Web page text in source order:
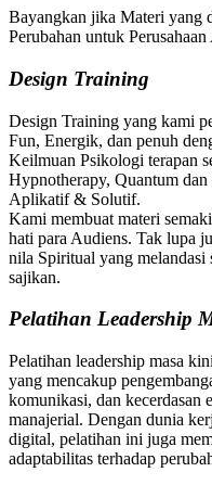
Bayangkan jika Materi yang
Perubahan untuk
Design Training
Design Training yang kami
Fun, Energik, dan penuh
Keilmuan Psikologi terapan
Hypnotherapy, Quantum
Aplikatif & Solutif.
Kami membuat materi
hati para Audiens. Tak lupa
nila Spiritual yang melandasi
sajikan.
Pelatihan Leadership
Pelatihan leadership masa
yang mencakup
komunikasi, dan kecerdasan
manajerial. Dengan dunia
digital, pelatihan ini juga
adaptabilitas terhadap